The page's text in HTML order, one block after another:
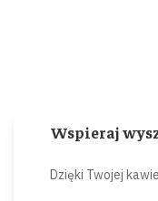
Wspieraj
Dzięki Twojej